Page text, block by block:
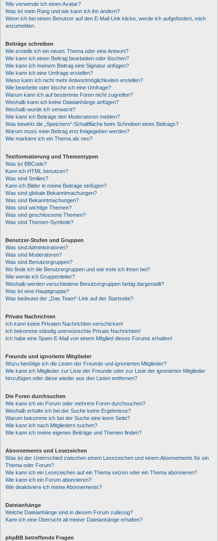
Wie verwende ich einen Avatar?
Was ist mein Rang und wie kann ich ihn ändern?
Wenn ich bei einem Benutzer auf den E-Mail-Link klicke, werde ich aufgefordert, mich
anzumelden.
Beiträge schreiben
Wie erstelle ich ein neues Thema oder eine Antwort?
Wie kann ich einen Beitrag bearbeiten oder löschen?
Wie kann ich meinem Beitrag eine Signatur anfügen?
Wie kann ich eine Umfrage erstellen?
Wieso kann ich nicht mehr Antwortmöglichkeiten erstellen?
Wie bearbeite oder lösche ich eine Umfrage?
Warum kann ich auf bestimmte Foren nicht zugreifen?
Weshalb kann ich keine Dateianhänge anfügen?
Weshalb wurde ich verwarnt?
Wie kann ich Beiträge den Moderatoren melden?
Was bewirkt die „Speichern“-Schaltfläche beim Schreiben eines Beitrags?
Warum muss mein Beitrag erst freigegeben werden?
Wie markiere ich ein Thema als neu?
Textformatierung und Thementypen
Was ist BBCode?
Kann ich HTML benutzen?
Was sind Smilies?
Kann ich Bilder in meine Beiträge einfügen?
Was sind globale Bekanntmachungen?
Was sind Bekanntmachungen?
Was sind wichtige Themen?
Was sind geschlossene Themen?
Was sind Themen-Symbole?
Benutzer-Stufen und Gruppen
Was sind Administratoren?
Was sind Moderatoren?
Was sind Benutzergruppen?
Wo finde ich die Benutzergruppen und wie trete ich ihnen bei?
Wie werde ich Gruppenleiter?
Weshalb werden verschiedene Benutzergruppen farbig dargestellt?
Was ist eine Hauptgruppe?
Was bedeutet der „Das Team“-Link auf der Startseite?
Private Nachrichten
Ich kann keine Privaten Nachrichten verschicken!
Ich bekomme ständig unerwünschte Private Nachrichten!
Ich habe eine Spam-E-Mail von einem Mitglied dieses Forums erhalten!
Freunde und ignorierte Mitglieder
Wozu benötige ich die Listen der Freunde und ignorierten Mitglieder?
Wie kann ich Mitglieder zur Liste der Freunde oder zur Liste der ignorierten Mitglieder
hinzufügen oder diese wieder aus den Listen entfernen?
Die Foren durchsuchen
Wie kann ich ein Forum oder mehrere Foren durchsuchen?
Weshalb erhalte ich bei der Suche keine Ergebnisse?
Warum bekomme ich bei der Suche eine leere Seite?
Wie kann ich nach Mitgliedern suchen?
Wie kann ich meine eigenen Beiträge und Themen finden?
Abonnements und Lesezeichen
Was ist der Unterschied zwischen einem Lesezeichen und einem Abonnements für ein
Thema oder Forum?
Wie kann ich ein Lesezeichen auf ein Thema setzen oder ein Thema abonnieren?
Wie kann ich ein Forum abonnieren?
Wie deaktiviere ich meine Abonnements?
Dateianhänge
Welche Dateianhänge sind in diesem Forum zulässig?
Kann ich eine Übersicht all meiner Dateianhänge erhalten?
phpBB betreffende Fragen